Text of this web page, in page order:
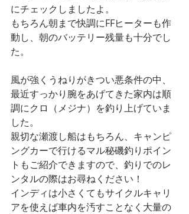
にチェックしましたよ。
もちろん朝まで快調にFFヒーターも作
動し、朝のバッテリー残量も十分でし
た。
風が強くうねりがきつい悪条件の中、
最近すっかり腕をあげてきた家内は順
調にクロ（メジナ）を釣り上げていま
した。
親切な瀬渡し船はもちろん、キャンピ
ングカーで行けるマル秘磯釣りポイン
トもご紹介できますので、釣りでのレ
ンタルの際はお尋ねください！
インディは小さくてもサイクルキャリ
アを使えば車内を汚すことなく大量の